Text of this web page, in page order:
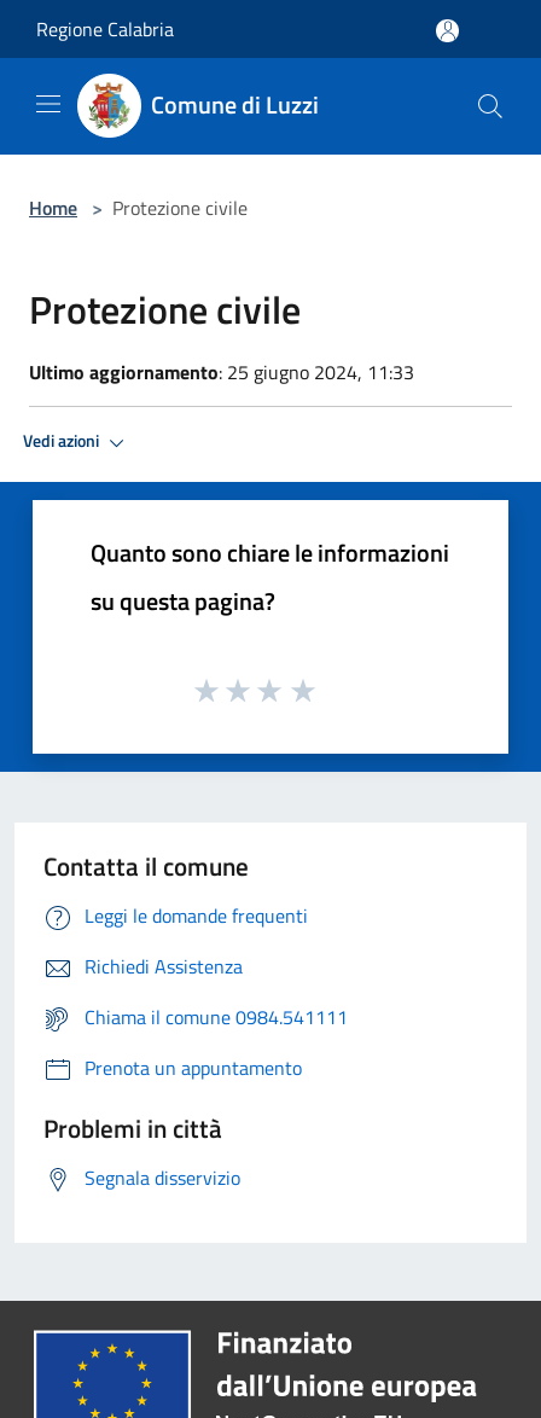
Regione Calabria
Comune di Luzzi
Home > Protezione civile
Protezione civile
Ultimo aggiornamento: 25 giugno 2024, 11:33
Vedi azioni
Quanto sono chiare le informazioni
su questa pagina?
Contatta il comune
Leggi le domande frequenti
Richiedi Assistenza
Chiama il comune 0984.541111
Prenota un appuntamento
Problemi in città
Segnala disservizio